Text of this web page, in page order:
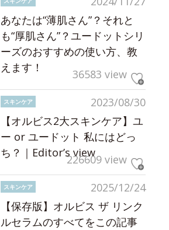
あなたは“薄肌さん”？それと
も“厚肌さん”？ユードットシリ
ーズのおすすめの使い方、教
えます！
36583 view
2023/08/30
スキンケア
【オルビス2大スキンケア】ユ
ー or ユードット 私にはどっ
ち？｜Editor’s view226609 view
2025/12/24
スキンケア
【保存版】オルビス ザ リンク
ルセラムのすべてをこの記事